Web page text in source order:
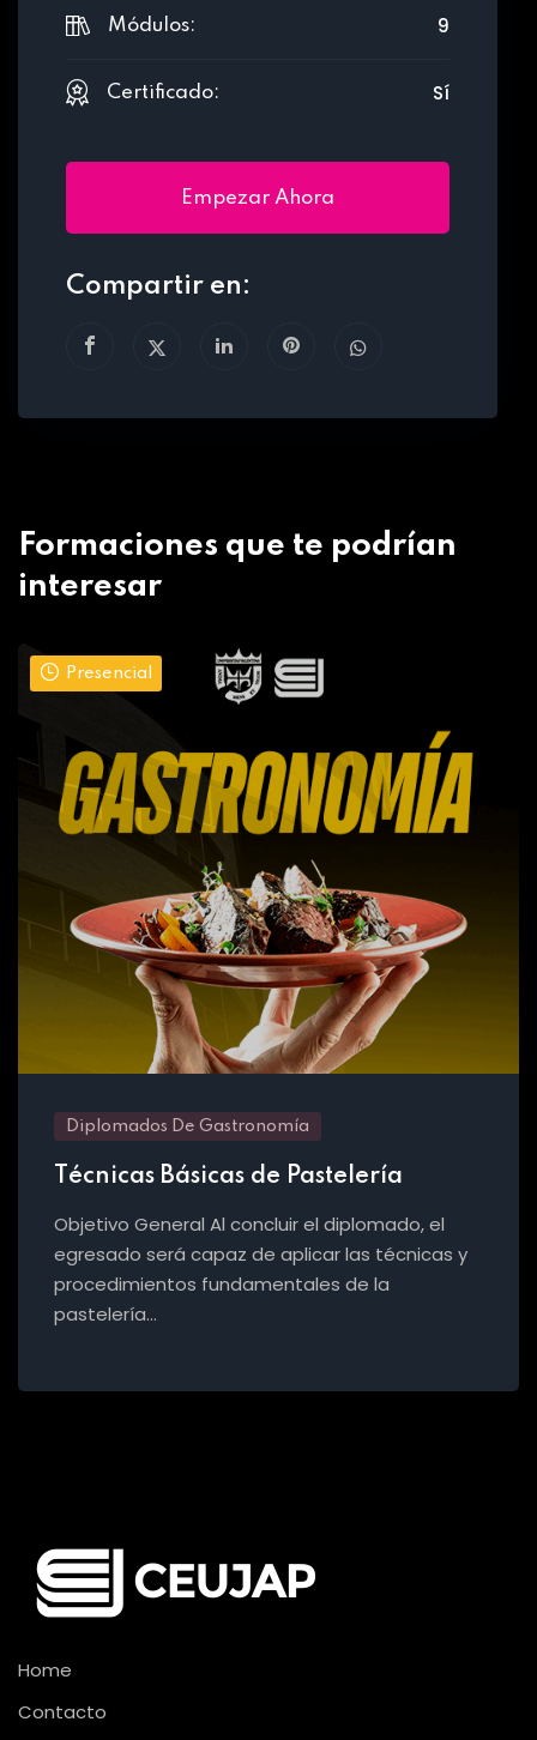
Módulos: 9
Certificado: Sí
Empezar Ahora
Compartir en:
Formaciones que te podrían
interesar
Presencial
Diplomados De Gastronomía
Técnicas Básicas de Pastelería
Objetivo General Al concluir el diplomado, el
egresado será capaz de aplicar las técnicas y
procedimientos fundamentales de la
pastelería…
Home
Contacto